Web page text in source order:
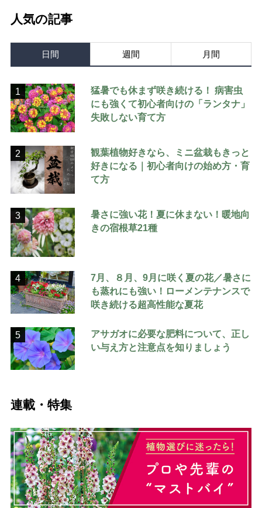
人気の記事
日間 週間 月間
1
猛暑でも休まず咲き続ける！ 病害虫
にも強くて初心者向けの「ランタナ」
失敗しない育て方
2
観葉植物好きなら、ミニ盆栽もきっと
好きになる｜初心者向けの始め方・育
て方
3
暑さに強い花！夏に休まない！暖地向
きの宿根草21種
4
7月、８月、9月に咲く夏の花／暑さに
も蒸れにも強い！ローメンテナンスで
咲き続ける超高性能な夏花
5
アサガオに必要な肥料について、正し
い与え方と注意点を知りましょう
連載・特集